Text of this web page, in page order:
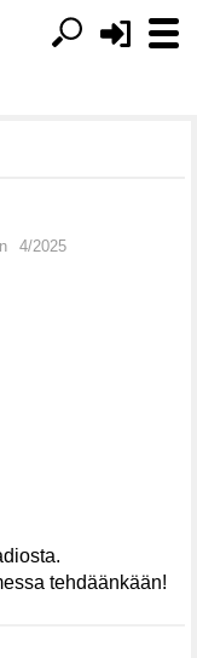
4/2025
tehdäänkään!